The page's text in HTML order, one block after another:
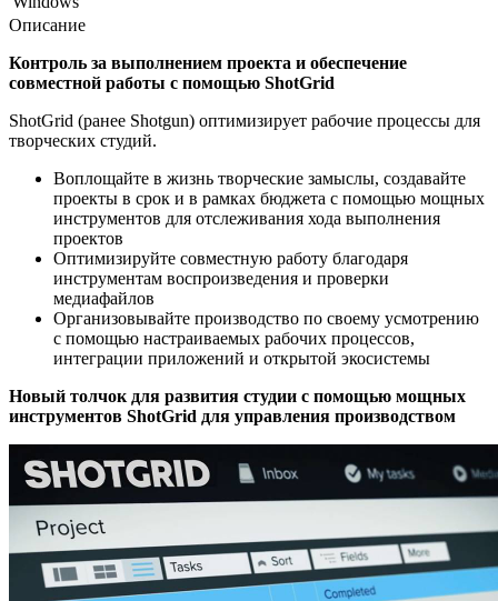
Описание
Контроль за выполнением проекта и обеспечение
совместной работы с помощью ShotGrid
ShotGrid (ранее Shotgun) оптимизирует рабочие процессы для
творческих студий.
Воплощайте в жизнь творческие замыслы, создавайте
проекты в срок и в рамках бюджета с помощью мощных
инструментов для отслеживания хода выполнения
проектов
Оптимизируйте совместную работу благодаря
инструментам воспроизведения и проверки
медиафайлов
Организовывайте производство по своему усмотрению
с помощью настраиваемых рабочих процессов,
интеграции приложений и открытой экосистемы
Новый толчок для развития студии с помощью мощных
инструментов ShotGrid для управления производством